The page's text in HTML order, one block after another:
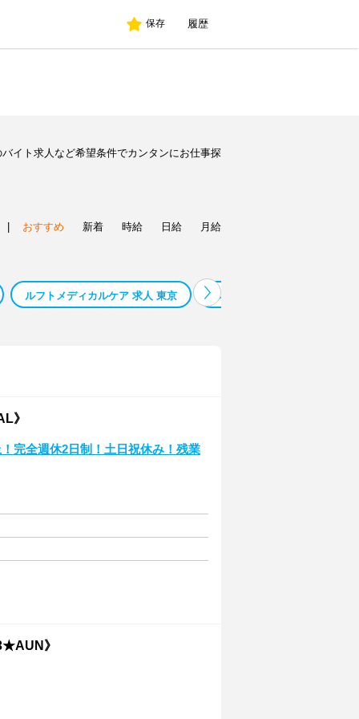
保存 履歴
イト求人など希望条件でカンタンにお仕事探
おすすめ 新着 時給 日給 月給
ルフトメディカルケア 求人 東京 ルフトメディカルケア 鹿児島
》
完全週休2日制！土日祝休み！残業
》